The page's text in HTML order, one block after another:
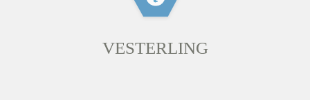
VESTERLING